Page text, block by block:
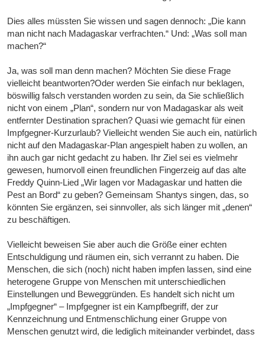
Dies alles müssten Sie wissen und sagen dennoch: „Die kann
man nicht nach Madagaskar verfrachten.“ Und: „Was soll man
machen?“
Ja, was soll man denn machen? Möchten Sie diese Frage
vielleicht beantworten?Oder werden Sie einfach nur beklagen,
böswillig falsch verstanden worden zu sein, da Sie schließlich
nicht von einem „Plan“, sondern nur von Madagaskar als weit
entfernter Destination sprachen? Quasi wie gemacht für einen
Impfgegner-Kurzurlaub? Vielleicht wenden Sie auch ein, natürlich
nicht auf den Madagaskar-Plan angespielt haben zu wollen, an
ihn auch gar nicht gedacht zu haben. Ihr Ziel sei es vielmehr
gewesen, humorvoll einen freundlichen Fingerzeig auf das alte
Freddy Quinn-Lied „Wir lagen vor Madagaskar und hatten die
Pest an Bord“ zu geben? Gemeinsam Shantys singen, das, so
könnten Sie ergänzen, sei sinnvoller, als sich länger mit „denen“
zu beschäftigen.
Vielleicht beweisen Sie aber auch die Größe einer echten
Entschuldigung und räumen ein, sich verrannt zu haben. Die
Menschen, die sich (noch) nicht haben impfen lassen, sind eine
heterogene Gruppe von Menschen mit unterschiedlichen
Einstellungen und Beweggründen. Es handelt sich nicht um
„Impfgegner“ – Impfgegner ist ein Kampfbegriff, der zur
Kennzeichnung und Entmenschlichung einer Gruppe von
Menschen genutzt wird, die lediglich miteinander verbindet, dass